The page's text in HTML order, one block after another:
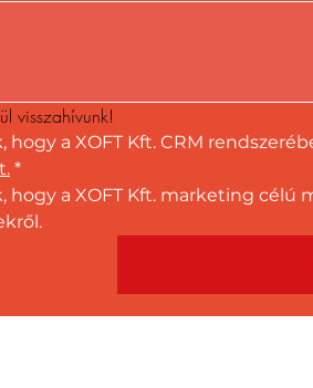
visszahívunk!
hogy a XOFT Kft. CRM
*
hogy a XOFT Kft. marketing